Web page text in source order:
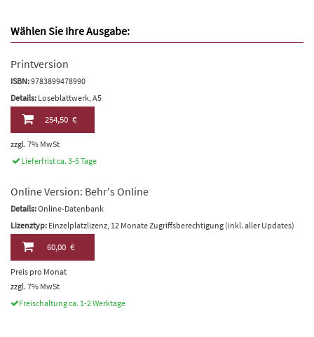
Wählen Sie Ihre Ausgabe:
Printversion
ISBN:9783899478990
Details: Loseblattwerk, A5
254,50 €
zzgl. 7% MwSt
Lieferfrist ca. 3-5 Tage
Online Version: Behr's Online
Details:Online-Datenbank
Lizenztyp: Einzelplatzlizenz, 12 Monate Zugriffsberechtigung (inkl. aller Updates)
60,00 €
Preis pro Monat
zzgl. 7% MwSt
Freischaltung ca. 1-2 Werktage